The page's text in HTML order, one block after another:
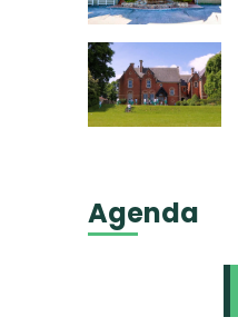
Agenda